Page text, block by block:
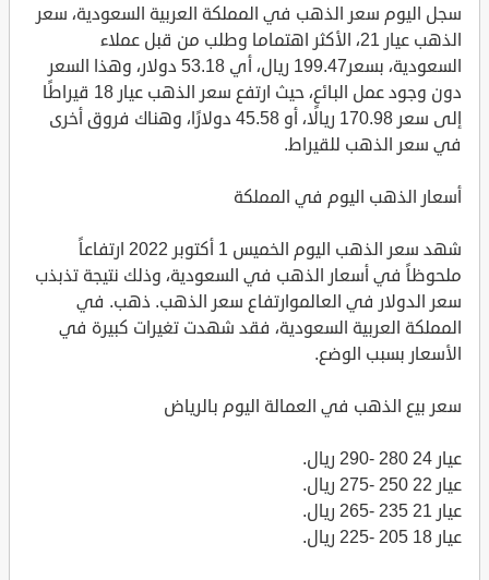
سجل اليوم سعر الذهب في المملكة العربية السعودية، سعر
الذهب عيار 21، الأكثر اهتماما وطلب من قبل عملاء
السعودية، بسعر199.47 ريال، أي 53.18 دولار، وهذا السعر
دون وجود عمل البائع، حيث ارتفع سعر الذهب عيار 18 قيراطًا
إلى سعر 170.98 ريالًا، أو 45.58 دولارًا، وهناك فروق أخرى
في سعر الذهب للقيراط.
أسعار الذهب اليوم في المملكة
شهد سعر الذهب اليوم الخميس 1 أكتوبر 2022 ارتفاعاً
ملحوظاً في أسعار الذهب في السعودية، وذلك نتيجة تذبذب
سعر الدولار في العالموارتفاع سعر الذهب. ذهب. في
المملكة العربية السعودية، فقد شهدت تغيرات كبيرة في
الأسعار بسبب الوضع.
سعر بيع الذهب في العمالة اليوم بالرياض
عيار 24 280 -290 ريال.
عيار 22 250 -275 ريال.
عيار 21 235 -265 ريال.
عيار 18 205 -225 ريال.